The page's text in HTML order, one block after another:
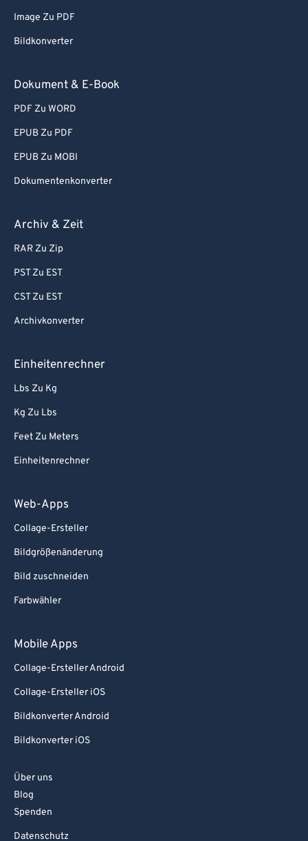
Image Zu PDF
Bildkonverter
Dokument & E-Book
PDF Zu WORD
EPUB Zu PDF
EPUB Zu MOBI
Dokumentenkonverter
Archiv & Zeit
RAR Zu Zip
PST Zu EST
CST Zu EST
Archivkonverter
Einheitenrechner
Lbs Zu Kg
Kg Zu Lbs
Feet Zu Meters
Einheitenrechner
Web-Apps
Collage-Ersteller
Bildgrößenänderung
Bild zuschneiden
Farbwähler
Mobile Apps
Collage-Ersteller Android
Collage-Ersteller iOS
Bildkonverter Android
Bildkonverter iOS
Über uns
Blog
Spenden
Datenschutz